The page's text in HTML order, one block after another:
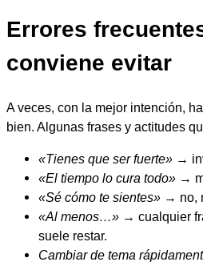
Errores
conviene evitar
A veces, con la mejor intención,
bien. Algunas frases y actitudes
«Tienes que ser fuerte» →
«El tiempo lo cura todo» →
«Sé cómo te sientes» → no,
«Al menos…» → cualquier
suele restar.
Cambiar de tema